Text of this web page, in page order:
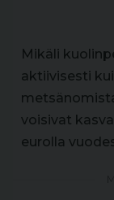
Mikäli
aktiivisesti
voisivat
eurolla